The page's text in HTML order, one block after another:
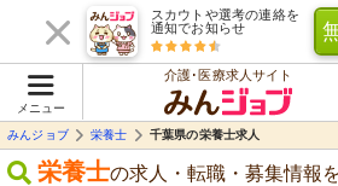
スカウトや選考の連絡を
通知でお知らせ
メニュー
介護･医療求人サイト
みんジョブ
栄養士 千葉県の栄養士求人
栄養士の求人・転職・募集情報